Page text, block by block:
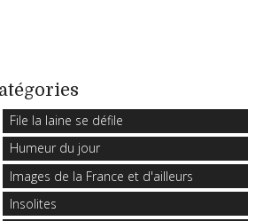
File la laine se défile
Humeur du jour
Images de la France et d'ailleurs
Insolites